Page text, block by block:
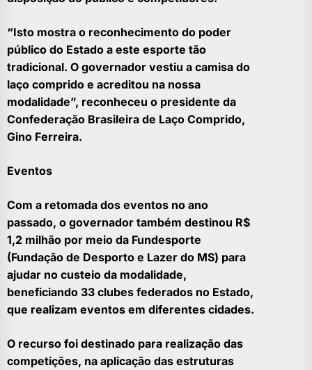
“Isto mostra o reconhecimento do poder
público do Estado a este esporte tão
tradicional. O governador vestiu a camisa do
laço comprido e acreditou na nossa
modalidade”, reconheceu o presidente da
Confederação Brasileira de Laço Comprido,
Gino Ferreira.
Eventos
Com a retomada dos eventos no ano
passado, o governador também destinou R$
1,2 milhão por meio da Fundesporte
(Fundação de Desporto e Lazer do MS) para
ajudar no custeio da modalidade,
beneficiando 33 clubes federados no Estado,
que realizam eventos em diferentes cidades.
O recurso foi destinado para realização das
competições, na aplicação das estruturas